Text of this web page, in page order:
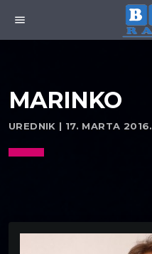
menu
MARINKO
UREDNIK | 17. MARTA 2016.